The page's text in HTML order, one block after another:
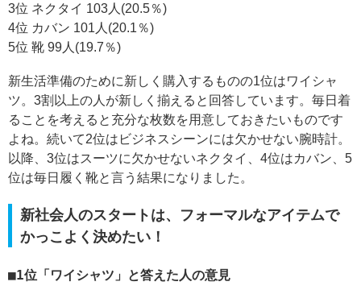
3位 ネクタイ 103人(20.5％)
4位 カバン 101人(20.1％)
5位 靴 99人(19.7％)
新生活準備のために新しく購入するものの1位はワイシャ
ツ。3割以上の人が新しく揃えると回答しています。毎日着
ることを考えると充分な枚数を用意しておきたいものです
よね。続いて2位はビジネスシーンには欠かせない腕時計。
以降、3位はスーツに欠かせないネクタイ、4位はカバン、5
位は毎日履く靴と言う結果になりました。
新社会人のスタートは、フォーマルなアイテムで
かっこよく決めたい！
1位「ワイシャツ」と答えた人の意見